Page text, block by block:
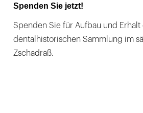
Spenden Sie jetzt!
Spenden Sie für Aufbau und
dentalhistorischen Sammlung im
Zschadraß.